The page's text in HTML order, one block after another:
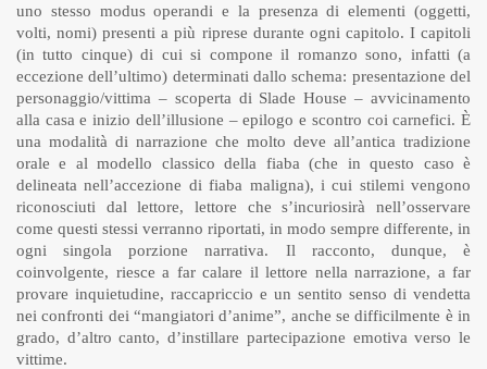
uno stesso modus operandi e la presenza di elementi (oggetti,
volti, nomi) presenti a più riprese durante ogni capitolo. I capitoli
(in tutto cinque) di cui si compone il romanzo sono, infatti (a
eccezione dell’ultimo) determinati dallo schema: presentazione del
personaggio/vittima – scoperta di Slade House – avvicinamento
alla casa e inizio dell’illusione – epilogo e scontro coi carnefici. È
una modalità di narrazione che molto deve all’antica tradizione
orale e al modello classico della fiaba (che in questo caso è
delineata nell’accezione di fiaba maligna), i cui stilemi vengono
riconosciuti dal lettore, lettore che s’incuriosirà nell’osservare
come questi stessi verranno riportati, in modo sempre differente, in
ogni singola porzione narrativa. Il racconto, dunque, è
coinvolgente, riesce a far calare il lettore nella narrazione, a far
provare inquietudine, raccapriccio e un sentito senso di vendetta
nei confronti dei “mangiatori d’anime”, anche se difficilmente è in
grado, d’altro canto, d’instillare partecipazione emotiva verso le
vittime.